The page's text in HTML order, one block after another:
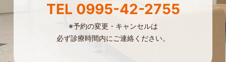
TEL 0995-42-2755
※予約の変更・キャンセルは
必ず診療時間内にご連絡ください。